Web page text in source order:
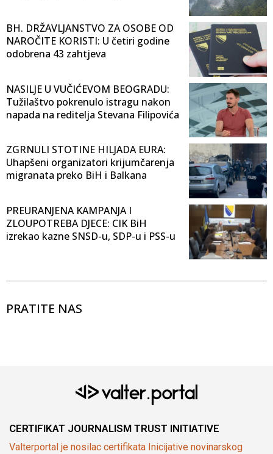
BH. DRŽAVLJANSTVO ZA OSOBE OD
NAROČITE KORISTI: U četiri godine
odobrena 43 zahtjeva
NASILJE U VUČIĆEVOM BEOGRADU:
Tužilaštvo pokrenulo istragu nakon
napada na reditelja Stevana Filipovića
ZGRNULI STOTINE HILJADA EURA:
Uhapšeni organizatori krijumčarenja
migranata preko BiH i Balkana
PREURANJENA KAMPANJA I
ZLOUPOTREBA DJECE: CIK BiH
izrekao kazne SNSD-u, SDP-u i PSS-u
PRATITE NAS
CERTIFIKAT JOURNALISM TRUST INITIATIVE
Valterportal je nosilac certifikata Inicijative novinarskog